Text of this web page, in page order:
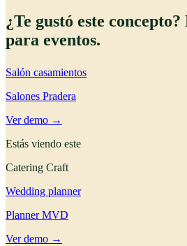
¿Te gustó este
para eventos.
Salón casamientos
Salones Pradera
Ver demo →
Estás viendo este
Catering Craft
Wedding planner
Planner MVD
Ver demo →